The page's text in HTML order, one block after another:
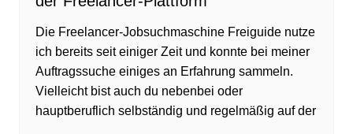
Die Freelancer-Jobsuchmaschine Freiguide nutze
ich bereits seit einiger Zeit und konnte bei meiner
Auftragssuche einiges an Erfahrung sammeln.
Vielleicht bist auch du nebenbei oder
hauptberuflich selbständig und regelmäßig auf der